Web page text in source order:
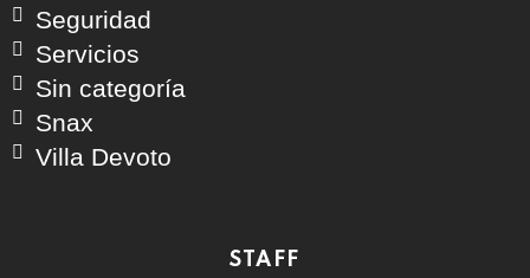
Seguridad
Servicios
Sin categoría
Snax
Villa Devoto
STAFF